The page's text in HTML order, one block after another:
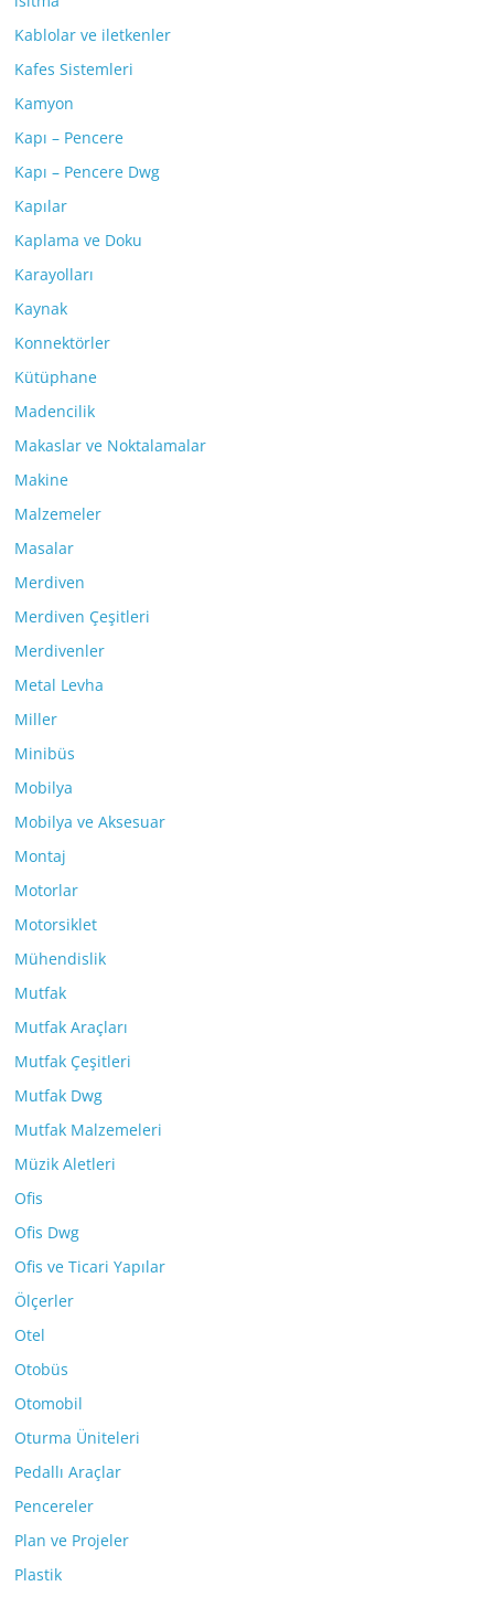
Kablolar ve iletkenler
Kafes Sistemleri
Kamyon
Kapı – Pencere
Kapı – Pencere Dwg
Kapılar
Kaplama ve Doku
Karayolları
Kaynak
Konnektörler
Kütüphane
Madencilik
Makaslar ve Noktalamalar
Makine
Malzemeler
Masalar
Merdiven
Merdiven Çeşitleri
Merdivenler
Metal Levha
Miller
Minibüs
Mobilya
Mobilya ve Aksesuar
Montaj
Motorlar
Motorsiklet
Mühendislik
Mutfak
Mutfak Araçları
Mutfak Çeşitleri
Mutfak Dwg
Mutfak Malzemeleri
Müzik Aletleri
Ofis
Ofis Dwg
Ofis ve Ticari Yapılar
Ölçerler
Otel
Otobüs
Otomobil
Oturma Üniteleri
Pedallı Araçlar
Pencereler
Plan ve Projeler
Plastik